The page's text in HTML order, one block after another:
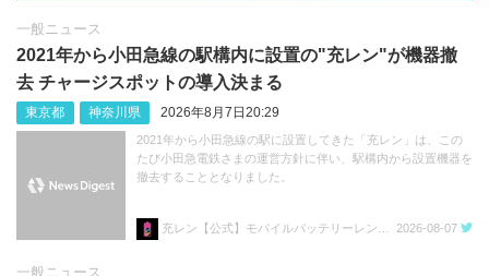
一般ニュース
2021年から小田急線の駅構内に設置の"充レン"が機器撤
去 チャージスポットの導入決まる
東京都 神奈川県 2026年8月7日20:29
2021年から小田急線の駅に設置してきた「充レン」は、この
たび小田急電鉄さまの運営方針に伴い、駅構内から設置機器を
撤去することとなりました。
2026-08-07
一般ニュース